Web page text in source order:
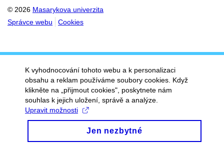
© 2026 Masarykova univerzita
Správce webu
Cookies
K vyhodnocování tohoto webu a k personalizaci
obsahu a reklam používáme soubory cookies. Když
klikněte na „přijmout cookies", poskytnete nám
souhlas k jejich uložení, správě a analýze.
Upravit možnosti
Jen nezbytné